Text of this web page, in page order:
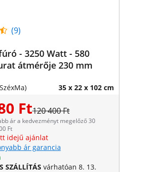
(9)
- 3250 Watt - 580
átmérője 230 mm
35 x 22 x 102 cm
Ft120 400 Ft
ár a kedvezményt megelőző 30
Ft
idejű ajánlat
ár garancia
SZÁLLÍTÁS várhatóan 8. 13.